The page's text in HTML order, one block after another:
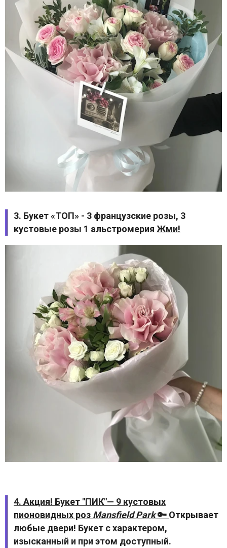
3. Букет «ТОП» - 3 французские розы, 3
кустовые розы 1 альстромерия Жми!
4. Акция! Букет "ПИК"— 9 кустовых
пионовидных роз Mansfield Park🔑 Открывает
любые двери! Букет с характером,
изысканный и при этом доступный.